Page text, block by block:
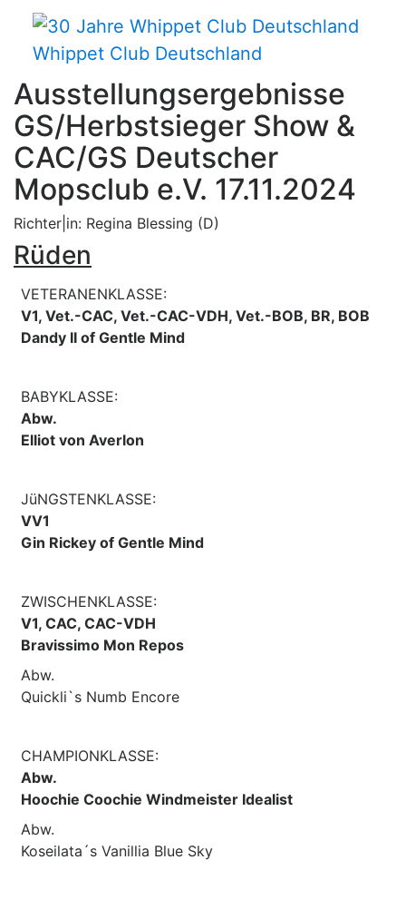
Whippet Club Deutschland
Ausstellungsergebnisse
GS/Herbstsieger Show &
CAC/GS Deutscher
Mopsclub e.V. 17.11.2024
Richter|in: Regina Blessing (D)
Rüden
VETERANENKLASSE:
V1, Vet.-CAC, Vet.-CAC-VDH, Vet.-BOB, BR, BOB
Dandy II of Gentle Mind
BABYKLASSE:
Abw.
Elliot von Averlon
JüNGSTENKLASSE:
VV1
Gin Rickey of Gentle Mind
ZWISCHENKLASSE:
V1, CAC, CAC-VDH
Bravissimo Mon Repos
Abw.
Quickli`s Numb Encore
CHAMPIONKLASSE:
Abw.
Hoochie Coochie Windmeister Idealist
Abw.
Koseilata´s Vanillia Blue Sky